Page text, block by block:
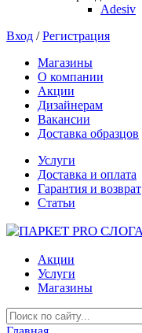
Adesiv
Вход /Регистрация
Магазины
О компании
Акции
Дизайнерам
Вакансии
Доставка образцов
Услуги
Доставка и оплата
Гарантия и возврат
Статьи
Акции
Услуги
Магазины